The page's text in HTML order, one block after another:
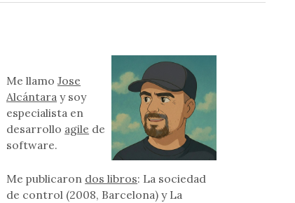
Me llamoJose
Alcántara y soy
especialista en
desarrollo agile de
software.
Me publicaron dos libros: La sociedad
de control (2008, Barcelona) y La